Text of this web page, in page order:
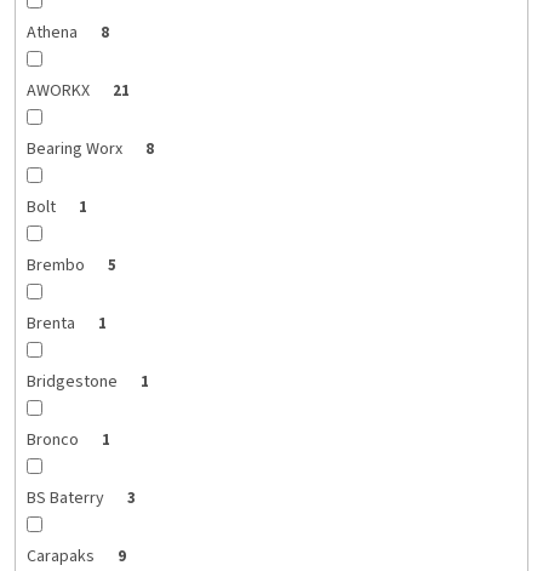
Athena 8
AWORKX 21
Bearing Worx 8
Bolt 1
Brembo 5
Brenta 1
Bridgestone 1
Bronco 1
BS Baterry 3
Carapaks 9